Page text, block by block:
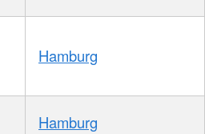
Hamburg
Hamburg